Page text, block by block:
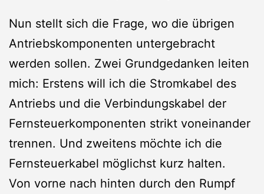
Nun stellt sich die Frage, wo die übrigen
Antriebskomponenten untergebracht
werden sollen. Zwei Grundgedanken leiten
mich: Erstens will ich die Stromkabel des
Antriebs und die Verbindungskabel der
Fernsteuerkomponenten strikt voneinander
trennen. Und zweitens möchte ich die
Fernsteuerkabel möglichst kurz halten.
Von vorne nach hinten durch den Rumpf